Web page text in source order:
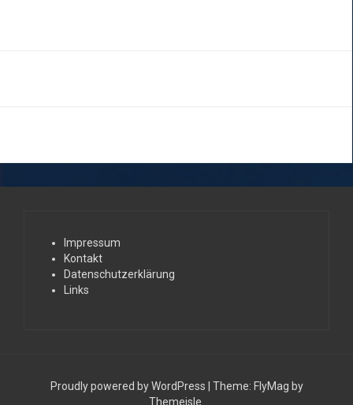
Impressum
Kontakt
Datenschutzerklärung
Links
Proudly powered by WordPress Theme: FlyMag by
Themeisle.